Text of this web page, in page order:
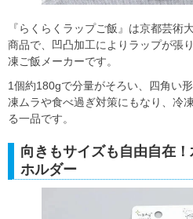
『らくらくラップご飯』は京都芸術
商品で、凹凸加工によりラップが張
凍ご飯メーカーです。
1個約180gで分量がそろい、四角い
凍ムラや食べ過ぎ対策にもなり、冷
る一品です。
向きもサイズも自由自在
ホルダー